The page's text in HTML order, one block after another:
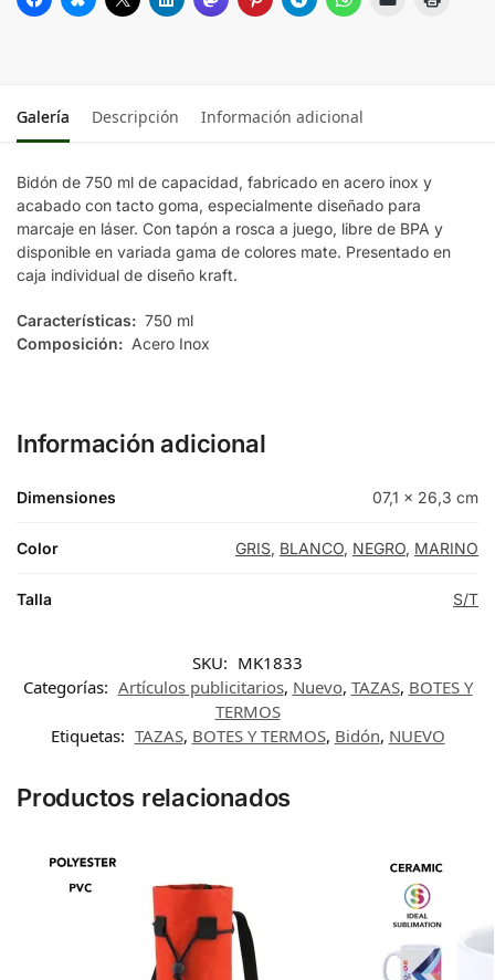
Galería Descripción Información adicional
Bidón de 750 ml de capacidad, fabricado en acero inox y
acabado con tacto goma, especialmente diseñado para
marcaje en láser. Con tapón a rosca a juego, libre de BPA y
disponible en variada gama de colores mate. Presentado en
caja individual de diseño kraft.
Características: 750 ml
Composición: Acero Inox
Información adicional
Dimensiones 07,1 × 26,3 cm
Color GRIS, BLANCO, NEGRO, MARINO
Talla S/T
SKU: MK1833
Categorías: Artículos publicitarios, Nuevo, TAZAS, BOTES Y
TERMOS
Etiquetas: TAZAS, BOTES Y TERMOS, Bidón, NUEVO
Productos relacionados